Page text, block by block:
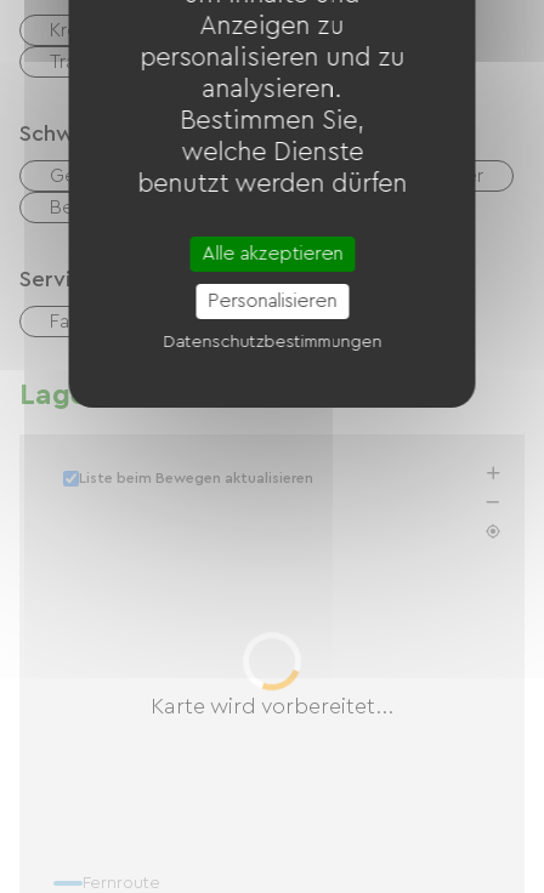
Kreditkarte Schecks
Bargeld
Transfer
Schwimmbad
Gemeinsamer Swimmingpool mit dem Eigentümer
Beheiztes Schwimmbad
Services
Fahrradverleih
Lage
Karte wird vorbereitet...
Liste beim Bewegen aktualisieren
Fernroute
Anzeigen zu
personalisieren und zu
analysieren.
Bestimmen Sie,
welche Dienste
benutzt werden dürfen
Alle akzeptieren
Personalisieren
Datenschutzbestimmungen